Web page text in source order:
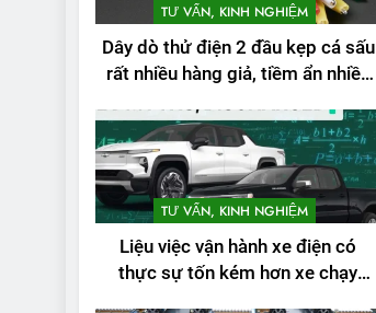
TƯ VẤN, KINH NGHIỆM
Dây dò thử điện 2 đầu kẹp cá sấu
rất nhiều hàng giả, tiềm ẩn nhiều
TƯ VẤN, KINH NGHIỆM
Liệu việc vận hành xe điện có
thực sự tốn kém hơn xe chạy
2
Test quãng đường
thực tế của VinFast
VF3: Vượt công bố
từ nhà sản xuất
THỬ NGHIỆM PHẠM VI
PIN
3
Thử nghiệm phạm vi